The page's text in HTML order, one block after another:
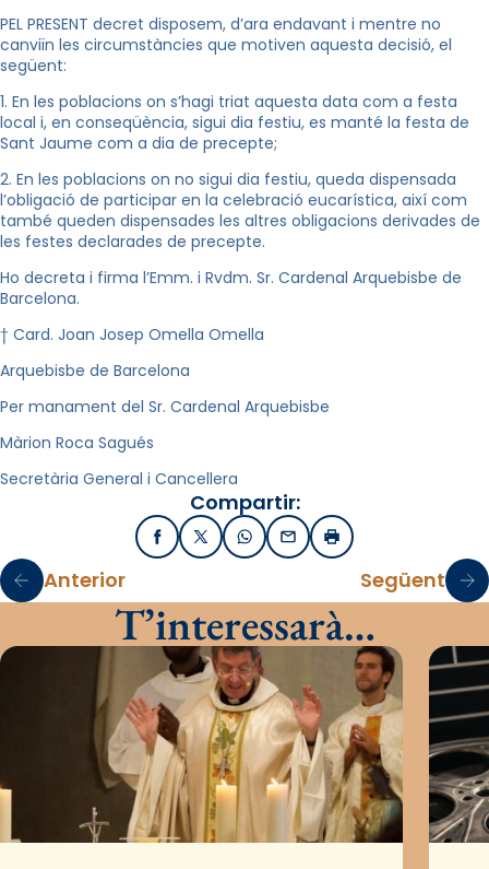
PEL PRESENT decret disposem, d’ara endavant i mentre no
canviïn les circumstàncies que motiven aquesta decisió, el
següent:
1. En les poblacions on s’hagi triat aquesta data com a festa
local i, en conseqüència, sigui dia festiu, es manté la festa de
Sant Jaume com a dia de precepte;
2. En les poblacions on no sigui dia festiu, queda dispensada
l’obligació de participar en la celebració eucarística, així com
també queden dispensades les altres obligacions derivades de
les festes declarades de precepte.
Ho decreta i firma l’Emm. i Rvdm. Sr. Cardenal Arquebisbe de
Barcelona.
† Card. Joan Josep Omella Omella
Arquebisbe de Barcelona
Per manament del Sr. Cardenal Arquebisbe
Màrion Roca Sagués
Secretària General i Cancellera
Compartir:
FacebookX / TwitterWhatsApp
EmailImprimir
Anterior Següent
T’interessarà…